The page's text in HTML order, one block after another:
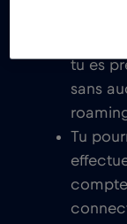
tu es
sans
Tu